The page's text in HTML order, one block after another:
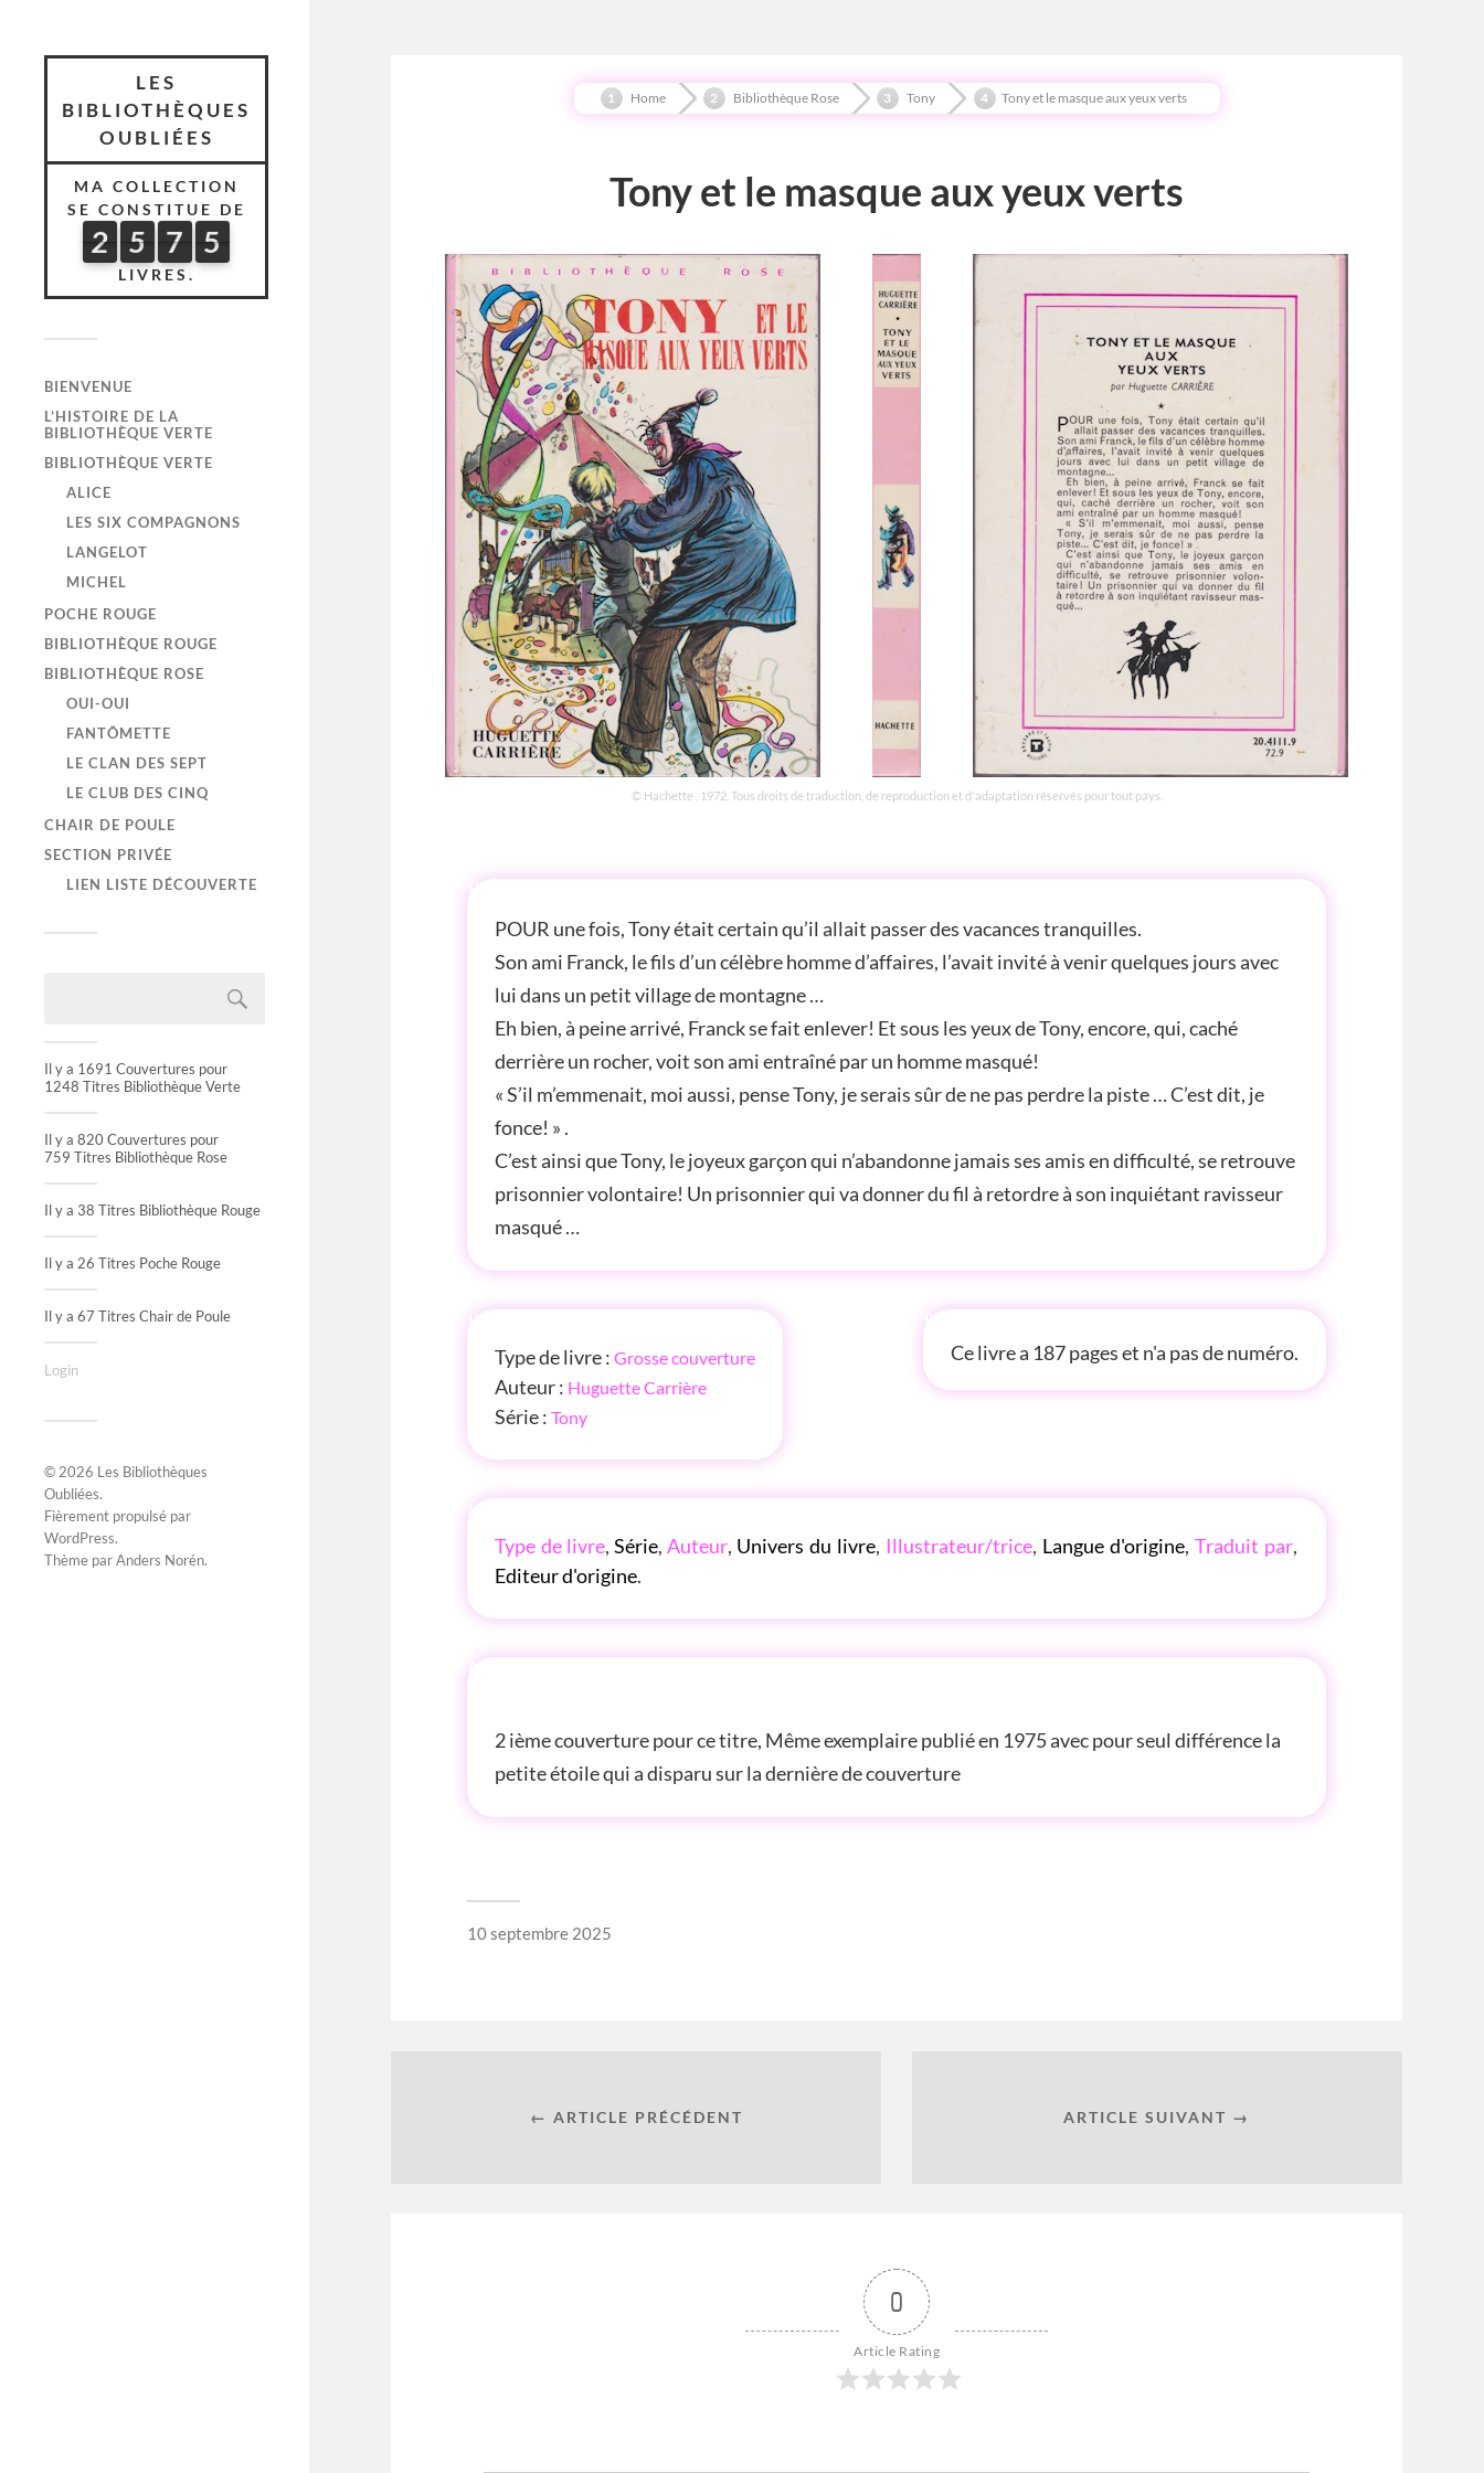
LES
BIBLIOTHÈQUES
OUBLIÉES
MA COLLECTION
SE CONSTITUE DE
2
5
2 5
2
5 7
6
7 5
5
LIVRES.
BIENVENUE
L’HISTOIRE DE LA
BIBLIOTHÈQUE VERTE
BIBLIOTHÈQUE VERTE
ALICE
LES SIX COMPAGNONS
LANGELOT
MICHEL
POCHE ROUGE
BIBLIOTHÈQUE ROUGE
BIBLIOTHÈQUE ROSE
OUI-OUI
FANTÔMETTE
LE CLAN DES SEPT
LE CLUB DES CINQ
CHAIR DE POULE
SECTION PRIVÉE
LIEN LISTE DÉCOUVERTE
Il y a 1691 Couvertures pour
1248 Titres Bibliothèque Verte
Il y a 820 Couvertures pour
759 Titres Bibliothèque Rose
Il y a 38 Titres Bibliothèque Rouge
Il y a 26 Titres Poche Rouge
Il y a 67 Titres Chair de Poule
Login
© 2026 Les Bibliothèques
Oubliées.
Fièrement propulsé par
WordPress.
Thème parAnders Norén.
Home Bibliothèque Rose Tony Tony et le masque aux yeux verts
Tony et le masque aux yeux verts
© Hachette , 1972. Tous droits de traduction, de reproduction et d'adaptation réservés pour tout pays.
HISTOIRE
POUR une fois, Tony était certain qu’il allait passer des vacances tranquilles.
Son ami Franck, le fils d’un célèbre homme d’affaires, l’avait invité à venir quelques jours avec
lui dans un petit village de montagne …
Eh bien, à peine arrivé, Franck se fait enlever! Et sous les yeux de Tony, encore, qui, caché
derrière un rocher, voit son ami entraîné par un homme masqué!
« S’il m’emmenait, moi aussi, pense Tony, je serais sûr de ne pas perdre la piste … C’est dit, je
fonce! » .
C’est ainsi que Tony, le joyeux garçon qui n’abandonne jamais ses amis en difficulté, se retrouve
prisonnier volontaire! Un prisonnier qui va donner du fil à retordre à son inquiétant ravisseur
masqué …
INFOS
Type de livre :Grosse couverture
Auteur : Huguette Carrière
Série :Tony
P'TITE INFOS
Ce livre a 187 pages et n'a pas de numéro.
Type de livre,Série,Auteur, Univers du livre, Illustrateur/trice, Langue d'origine,Traduit par,
Editeur d'origine.
AUTRE ANNÉE AUTRE COUVERTURE
2 ième couverture pour ce titre, Même exemplaire publié en 1975 avec pour seul différence la
petite étoile qui a disparu sur la dernière de couverture
10 septembre 2025
← ARTICLE PRÉCÉDENT ARTICLE SUIVANT →
0
Article Rating